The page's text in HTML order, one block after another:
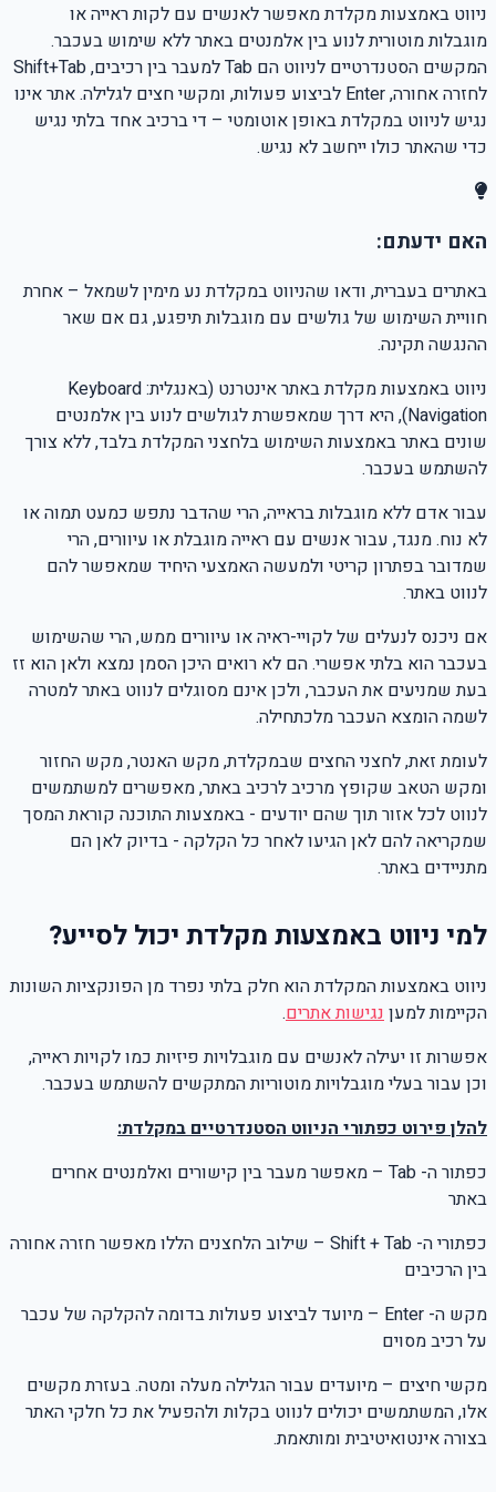
ניווט באמצעות מקלדת מאפשר לאנשים עם לקות ראייה או
מוגבלות מוטורית לנוע בין אלמנטים באתר ללא שימוש בעכבר.
המקשים הסטנדרטיים לניווט הם Tab למעבר בין רכיבים, Shift+Tab
לחזרה אחורה, Enter לביצוע פעולות, ומקשי חצים לגלילה. אתר אינו
נגיש לניווט במקלדת באופן אוטומטי – די ברכיב אחד בלתי נגיש
כדי שהאתר כולו ייחשב לא נגיש.
האם ידעתם:
באתרים בעברית, ודאו שהניווט במקלדת נע מימין לשמאל – אחרת
חוויית השימוש של גולשים עם מוגבלות תיפגע, גם אם שאר
ההנגשה תקינה.
ניווט באמצעות מקלדת באתר אינטרנט (באנגלית: Keyboard
Navigation), היא דרך שמאפשרת לגולשים לנוע בין אלמנטים
שונים באתר באמצעות השימוש בלחצני המקלדת בלבד, ללא צורך
להשתמש בעכבר.
עבור אדם ללא מוגבלות בראייה, הרי שהדבר נתפש כמעט תמוה או
לא נוח. מנגד, עבור אנשים עם ראייה מוגבלת או עיוורים, הרי
שמדובר בפתרון קריטי ולמעשה האמצעי היחיד שמאפשר להם
לנווט באתר.
אם ניכנס לנעלים של לקויי-ראיה או עיוורים ממש, הרי שהשימוש
בעכבר הוא בלתי אפשרי. הם לא רואים היכן הסמן נמצא ולאן הוא זז
בעת שמניעים את העכבר, ולכן אינם מסוגלים לנווט באתר למטרה
לשמה הומצא העכבר מלכתחילה.
לעומת זאת, לחצני החצים שבמקלדת, מקש האנטר, מקש החזור
ומקש הטאב שקופץ מרכיב לרכיב באתר, מאפשרים למשתמשים
לנווט לכל אזור תוך שהם יודעים - באמצעות התוכנה קוראת המסך
שמקריאה להם לאן הגיעו לאחר כל הקלקה - בדיוק לאן הם
מתניידים באתר.
למי ניווט באמצעות מקלדת יכול לסייע?
ניווט באמצעות המקלדת הוא חלק בלתי נפרד מן הפונקציות השונות
הקיימות למען נגישות אתרים.
אפשרות זו יעילה לאנשים עם מוגבלויות פיזיות כמו לקויות ראייה,
וכן עבור בעלי מוגבלויות מוטוריות המתקשים להשתמש בעכבר.
להלן פירוט כפתורי הניווט הסטנדרטיים במקלדת:
כפתור ה- Tab – מאפשר מעבר בין קישורים ואלמנטים אחרים
באתר
כפתורי ה- Shift + Tab – שילוב הלחצנים הללו מאפשר חזרה אחורה
בין הרכיבים
מקש ה- Enter – מיועד לביצוע פעולות בדומה להקלקה של עכבר
על רכיב מסוים
מקשי חיצים – מיועדים עבור הגלילה מעלה ומטה. בעזרת מקשים
אלו, המשתמשים יכולים לנווט בקלות ולהפעיל את כל חלקי האתר
בצורה אינטואיטיבית ומותאמת.